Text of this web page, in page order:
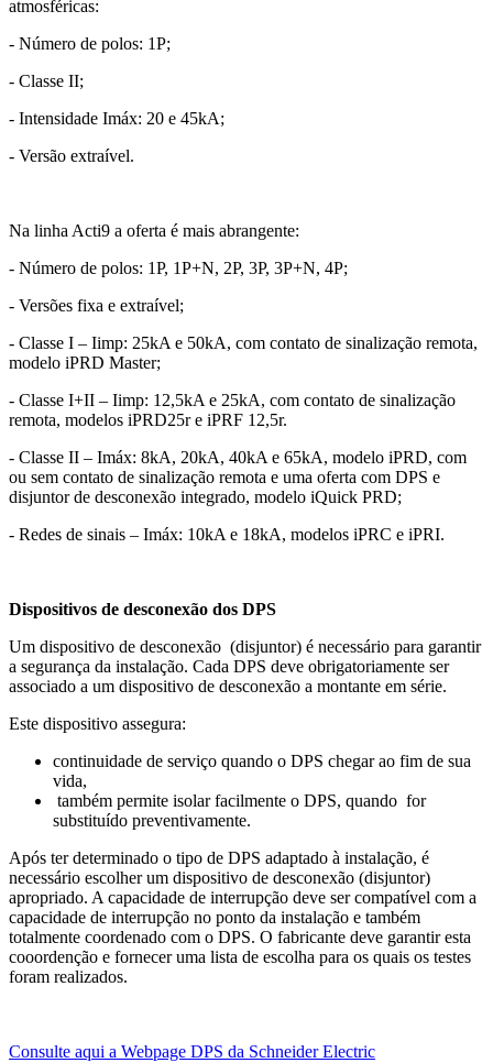
atmosféricas:
- Número de polos: 1P;
- Classe II;
- Intensidade Imáx: 20 e 45kA;
- Versão extraível.
Na linha Acti9 a oferta é mais abrangente:
- Número de polos: 1P, 1P+N, 2P, 3P, 3P+N, 4P;
- Versões fixa e extraível;
- Classe I – Iimp: 25kA e 50kA, com contato de sinalização remota,
modelo iPRD Master;
- Classe I+II – Iimp: 12,5kA e 25kA, com contato de sinalização
remota, modelos iPRD25r e iPRF 12,5r.
- Classe II – Imáx: 8kA, 20kA, 40kA e 65kA, modelo iPRD, com
ou sem contato de sinalização remota e uma oferta com DPS e
disjuntor de desconexão integrado, modelo iQuick PRD;
- Redes de sinais – Imáx: 10kA e 18kA, modelos iPRC e iPRI.
Dispositivos de desconexão dos DPS
Um dispositivo de desconexão (disjuntor) é necessário para garantir
a segurança da instalação. Cada DPS deve obrigatoriamente ser
associado a um dispositivo de desconexão a montante em série.
Este dispositivo assegura:
continuidade de serviço quando o DPS chegar ao fim de sua
vida,
também permite isolar facilmente o DPS, quando for
substituído preventivamente.
Após ter determinado o tipo de DPS adaptado à instalação, é
necessário escolher um dispositivo de desconexão (disjuntor)
apropriado. A capacidade de interrupção deve ser compatível com a
capacidade de interrupção no ponto da instalação e também
totalmente coordenado com o DPS. O fabricante deve garantir esta
cooordenção e fornecer uma lista de escolha para os quais os testes
foram realizados.
Consulte aqui a Webpage DPS da Schneider Electric